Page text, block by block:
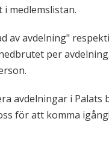
medlemslistan.
av avdelning"
per
avdelningar i
för att komma igång!